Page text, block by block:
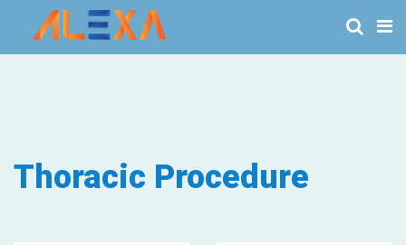
Thoracic Procedure